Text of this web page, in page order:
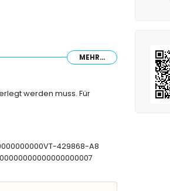
MEHR...
werden muss. Für
429868-A8